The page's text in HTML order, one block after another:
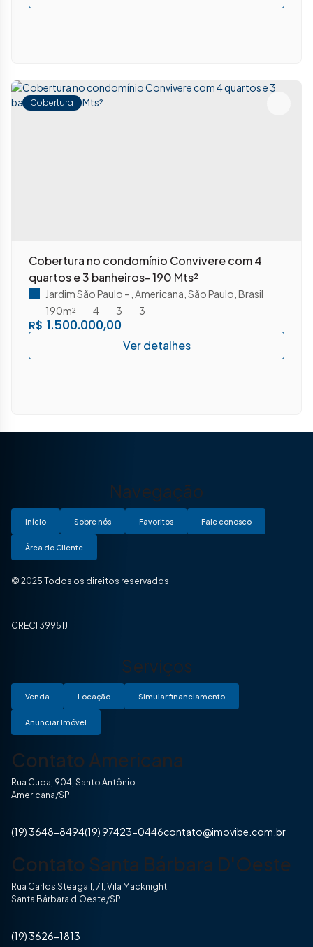
Cobertura
Cobertura no condomínio Convivere com 4
quartos e 3 banheiros- 190 Mts²
R$ 1.500.000,00
Jardim São Paulo Americana São Paulo Brasil
4
3
190m² 3
Navegação
Início Sobre nós Favoritos Fale conosco
Área do Cliente
© 2025 Todos os direitos reservados
CRECI 39951J
Serviços
Venda Locação Simular financiamento
Anunciar Imóvel
Contato Americana
Rua Cuba, 904, Santo Antônio.
Americana/SP
(19) 3648-8494(19) 97423-0446contato@imovibe.com.br
Contato Santa Bárbara D'Oeste
Rua Carlos Steagall, 71, Vila Macknight.
Santa Bárbara d'Oeste/SP
(19) 3626-1813